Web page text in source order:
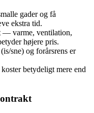
gader og få
ekstra tid.
— varme, ventilation,
højere pris.
sne) og forårsrens er
betydeligt mere end